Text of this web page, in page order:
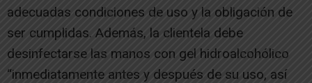
adecuadas condiciones de uso y la obligación de
ser cumplidas. Además, la clientela debe
desinfectarse las manos con gel hidroalcohólico
“inmediatamente antes y después de su uso, así